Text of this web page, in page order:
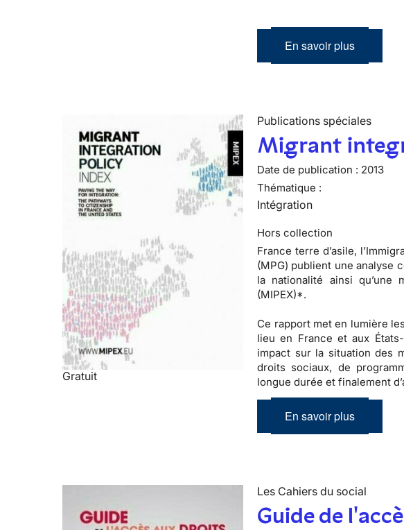
En savoir plus
Gratuit
Publications spéciales
Migrant
Date de publication : 2013
Thématique :
Intégration
Hors collection
France terre d’asile,
(MPG) publient une analyse
la nationalité ainsi qu’une
(MIPEX)*.
Ce rapport met en lumière
lieu en France et aux
impact sur la situation des
droits sociaux, de
longue durée et finalement
En savoir plus
Les Cahiers du social
Guide de